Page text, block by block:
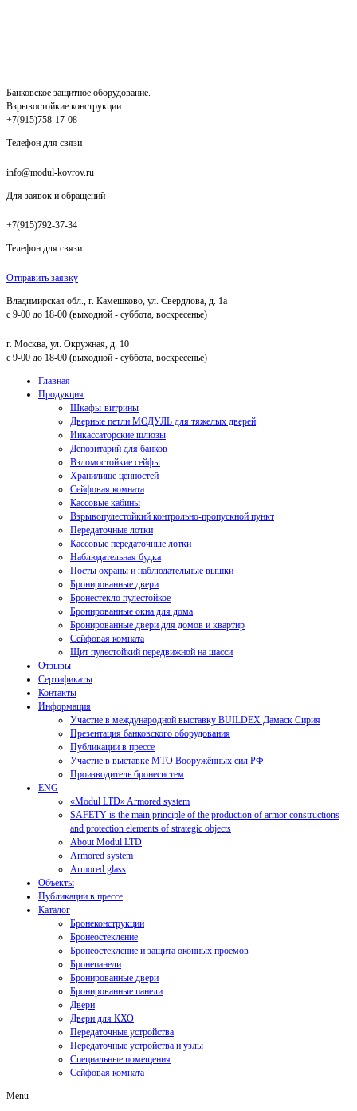
Банковское защитное оборудование.
Взрывостойкие конструкции.
+7(915)758-17-08
Телефон для связи
info@modul-kovrov.ru
Для заявок и обращений
+7(915)792-37-34
Телефон для связи
Отправить заявку
Владимирская обл., г. Камешково, ул. Свердлова, д. 1а
с 9-00 до 18-00 (выходной - суббота, воскресенье)
г. Москва, ул. Окружная, д. 10
с 9-00 до 18-00 (выходной - суббота, воскресенье)
Главная
Продукция
Шкафы-витрины
Дверные петли МОДУЛЬ для тяжелых дверей
Инкассаторские шлюзы
Депозитарий для банков
Взломостойкие сейфы
Хранилище ценностей
Сейфовая комната
Кассовые кабины
Взрывопулестойкий контрольно-пропускной пункт
Передаточные лотки
Кассовые передаточные лотки
Наблюдательная будка
Посты охраны и наблюдательные вышки
Бронированные двери
Бронестекло пулестойкое
Бронированные окна для дома
Бронированные двери для домов и квартир
Сейфовая комната
Щит пулестойкий передвижной на шасси
Отзывы
Сертификаты
Контакты
Информация
Участие в международной выставку BUILDEX Дамаск Сирия
Презентация банковского оборудования
Публикации в прессе
Участие в выставке МТО Вооружённых сил РФ
Производитель бронесистем
ENG
«Modul LTD» Armored system
SAFETY is the main principle of the production of armor constructions
and protection elements of strategic objects
About Modul LTD
Armored system
Armored glass
Объекты
Публикации в прессе
Каталог
Бронеконструкции
Бронеостекление
Бронеостекление и защита оконных проемов
Бронепанели
Бронированные двери
Бронированные панели
Двери
Двери для КХО
Передаточные устройства
Передаточные устройства и узлы
Специальные помещения
Сейфовая комната
Menu